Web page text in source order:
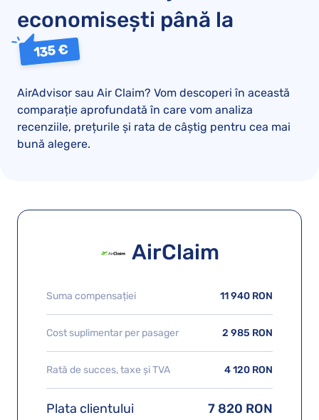
economisești până la
135 €
AirAdvisor sau Air Claim? Vom descoperi în această
comparație aprofundată în care vom analiza
recenziile, prețurile și rata de câștig pentru cea mai
bună alegere.
AirClaim
Suma compensației 11 940 RON
Cost suplimentar per pasager 2 985 RON
Rată de succes, taxe și TVA 4 120 RON
Plata clientului 7 820 RON